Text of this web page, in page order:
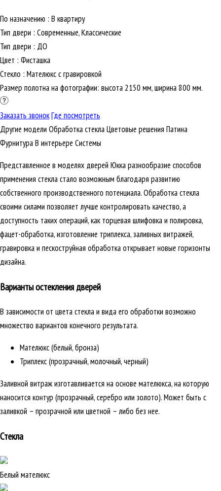
По назначению : В квартиру
Тип двери : Современные, Классические
Тип двери : ДО
Цвет : Фисташка
Стекло : Мателюкс с гравировкой
Размер полотна на фотографии: высота 2150 мм, ширина 800 мм.
Заказать звонокГде посмотреть
Другие модели Обработка стеклаЦветовые решения Патина
ФурнитураВ интерьере Cистемы
Представленное в моделях дверей Юкка разнообразие способов
применения стекла стало возможным благодаря развитию
собственного производственного потенциала. Обработка стекла
своими силами позволяет лучше контролировать качество, а
доступность таких операций, как торцевая шлифовка и полировка,
фацет-обработка, изготовление триплекса, заливных витражей,
гравировка и пескоструйная обработка открывает новые горизонты
дизайна.
Варианты остекления дверей
В зависимости от цвета стекла и вида его обработки возможно
множество вариантов конечного результата.
Мателюкс (белый, бронза)
Триплекс (прозрачный, молочный, черный)
Заливной витраж изготавливается на основе мателюкса, на которую
наносится контур (прозрачный, серебро или золото). Может быть с
заливкой – прозрачной или цветной – либо без нее.
Стекла
Белый мателюкс